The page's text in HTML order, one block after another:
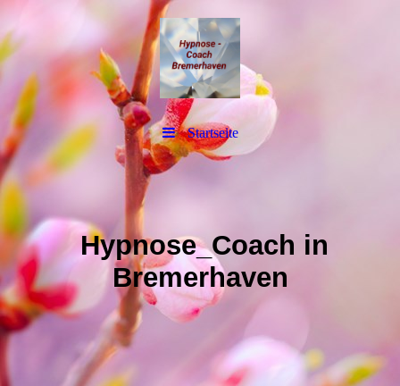
Startseite
Hypnose_Coach in
Bremerhaven